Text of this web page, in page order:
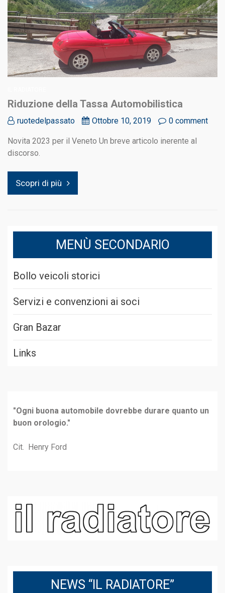
Riduzione della Tassa Automobilistica
ruotedelpassato Ottobre 10, 2019 0 comment
Novita 2023 per il Veneto Un breve articolo inerente al
discorso.
Scopri di più
MENÙ SECONDARIO
Bollo veicoli storici
Servizi e convenzioni ai soci
Gran Bazar
Links
"Ogni buona automobile dovrebbe durare quanto un
buon orologio."
Cit. Henry Ford
NEWS “IL RADIATORE”